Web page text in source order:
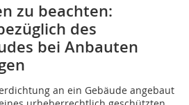
zu beachten:
des
bei Anbauten
an ein Gebäude angebaut